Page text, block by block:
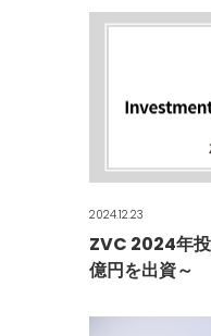
2024.12.23
ZVC 2024年
億円を出資～